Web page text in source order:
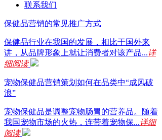
联系我们
保健品营销的常见推广方式
保健品行业在我国的发展，相比于国外来
讲，从品牌形象上就让消费者对该产品...详
细阅读
宠物保健品营销策划如何在品类中“成风破
浪”
宠物保健品是调整宠物肠胃的营养品。随着
我国宠物市场的火热，连带着宠物保...详细
阅读